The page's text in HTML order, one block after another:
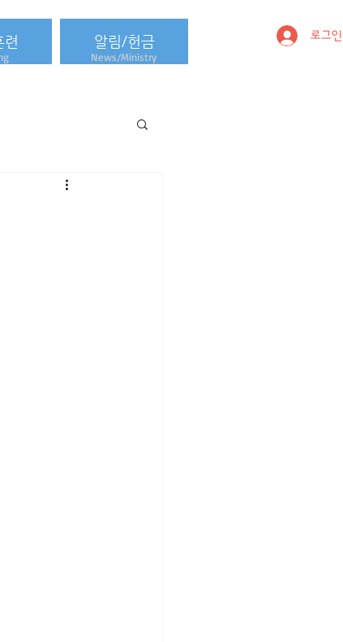
알림/헌금
News/Ministry
로그인